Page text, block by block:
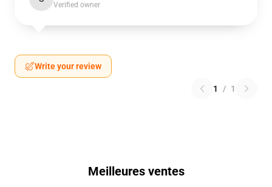
Verified owner
Write your review
1 / 1
Meilleures ventes